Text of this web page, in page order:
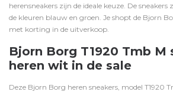
herensneakers zijn de ideale keuze. De
de kleuren blauw en groen . Je shopt de Bjorn
met korting in de uitverkoop.
Bjorn Borg T1920 Tmb M
heren wit in de sale
Deze Bjorn Borg heren sneakers, model T1920